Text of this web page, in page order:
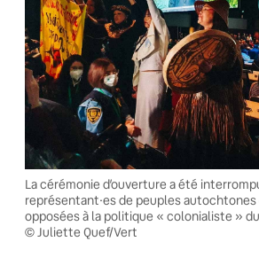
La cérémonie d’ouverture a été
représentant·es de peuples autochtones
opposées à la politique « colonialiste »
© Juliette Quef/Vert